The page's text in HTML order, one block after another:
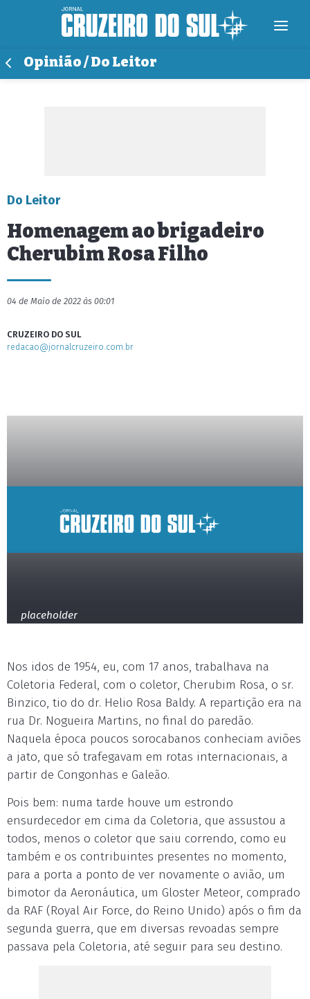
Opinião / Do Leitor
Do Leitor
Homenagem ao brigadeiro
Cherubim Rosa Filho
04 de Maio de 2022 às 00:01
CRUZEIRO DO SUL
redacao@jornalcruzeiro.com.br
placeholder
Nos idos de 1954, eu, com 17 anos, trabalhava na
Coletoria Federal, com o coletor, Cherubim Rosa, o sr.
Binzico, tio do dr. Helio Rosa Baldy. A repartição era na
rua Dr. Nogueira Martins, no final do paredão.
Naquela época poucos sorocabanos conheciam aviões
a jato, que só trafegavam em rotas internacionais, a
partir de Congonhas e Galeão.
Pois bem: numa tarde houve um estrondo
ensurdecedor em cima da Coletoria, que assustou a
todos, menos o coletor que saiu correndo, como eu
também e os contribuintes presentes no momento,
para a porta a ponto de ver novamente o avião, um
bimotor da Aeronáutica, um Gloster Meteor, comprado
da RAF (Royal Air Force, do Reino Unido) após o fim da
segunda guerra, que em diversas revoadas sempre
passava pela Coletoria, até seguir para seu destino.